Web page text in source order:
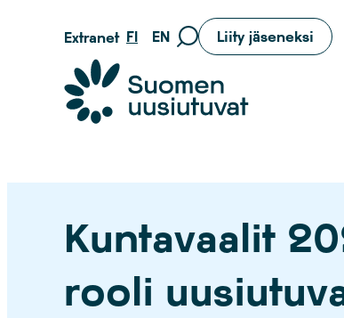
sisältöön
Extranet FI EN
Siirry
Liity jäseneksi
Suomen uusiutuvat ry
Kuntavaalit
rooli